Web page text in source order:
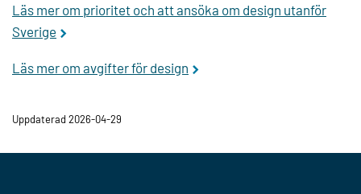
Läs mer om prioritet och att ansöka om design utanför
Sverige
Läs mer om avgifter för design
Uppdaterad 2026-04-29